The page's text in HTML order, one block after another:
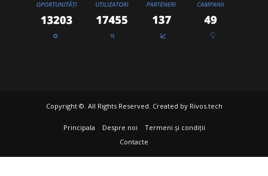
Copyright ©. All Rights Reserved. Created by Rivos.tech
Principala Despre noi
Termeni și condiții
Contacte